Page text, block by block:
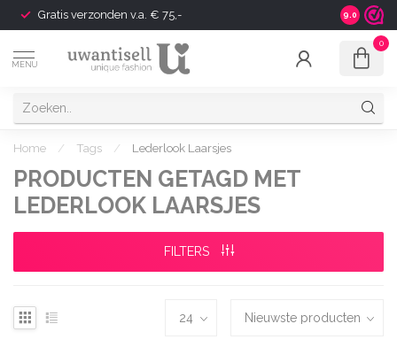
Gratis verzonden v.a. € 75,- Shipping
9.0
MENU
0
Home / Tags / Lederlook Laarsjes
PRODUCTEN GETAGD MET
LEDERLOOK LAARSJES
FILTERS